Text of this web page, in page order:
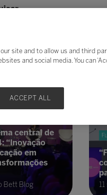
central de
“Inovação
em
Bett Blog
site and to allow us and third
and social media. You can
ACCEPT ALL